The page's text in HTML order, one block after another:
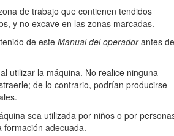
de trabajo que contienen tendidos
y no excave en las zonas marcadas.
de este Manual del operadorantes de
utilizar la máquina. No realice ninguna
de lo contrario, podrían producirse
sea utilizada por niños o por
formación adecuada.
Figura 1
identificados por el símbolo de alerta
recomendadas.